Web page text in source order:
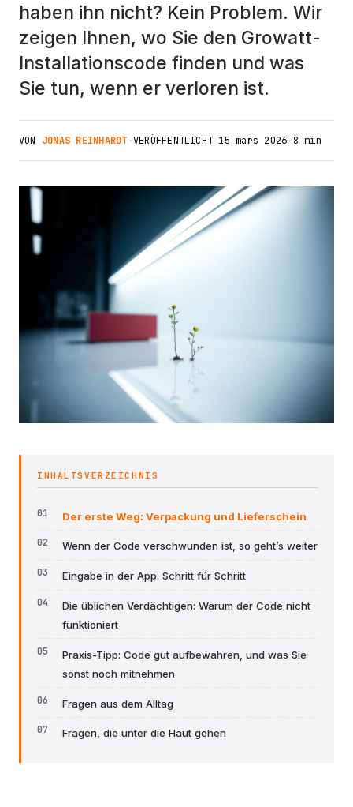
haben ihn nicht? Kein Problem. Wir
zeigen Ihnen, wo Sie den Growatt-
Installationscode finden und was
Sie tun, wenn er verloren ist.
VON JONAS REINHARDT ·VERÖFFENTLICHT 15 mars 2026· 8 min
INHALTSVERZEICHNIS
Der erste Weg: Verpackung und Lieferschein
Wenn der Code verschwunden ist, so geht’s weiter
Eingabe in der App: Schritt für Schritt
Die üblichen Verdächtigen: Warum der Code nicht
funktioniert
Praxis-Tipp: Code gut aufbewahren, und was Sie
sonst noch mitnehmen
Fragen aus dem Alltag
Fragen, die unter die Haut gehen